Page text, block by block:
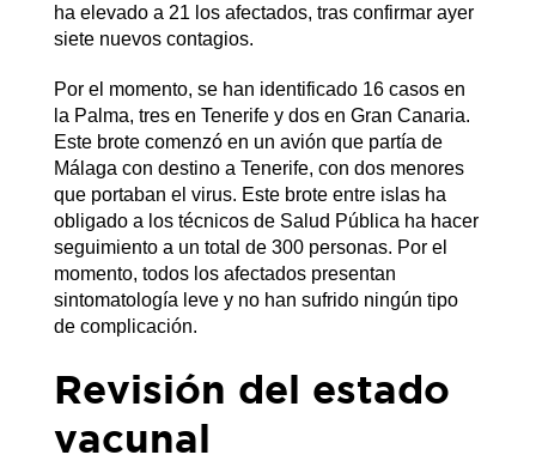
ha elevado a 21 los afectados, tras confirmar ayer
siete nuevos contagios.
Por el momento, se han identificado 16 casos en
la Palma, tres en Tenerife y dos en Gran Canaria.
Este brote comenzó en un avión que partía de
Málaga con destino a Tenerife, con dos menores
que portaban el virus. Este brote entre islas ha
obligado a los técnicos de Salud Pública ha hacer
seguimiento a un total de 300 personas. Por el
momento, todos los afectados presentan
sintomatología leve y no han sufrido ningún tipo
de complicación.
Revisión del estado
vacunal